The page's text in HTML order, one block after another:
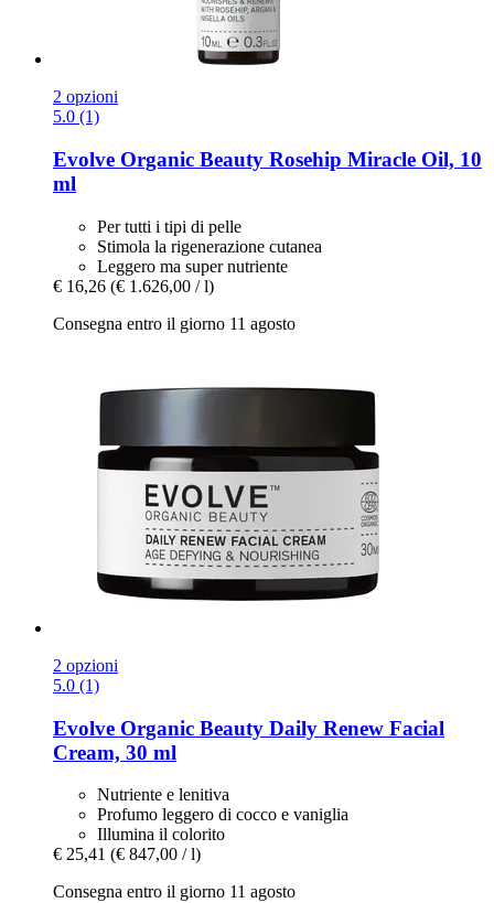
2 opzioni
5.0 (1)
Evolve Organic Beauty Rosehip Miracle Oil, 10
ml
Per tutti i tipi di pelle
Stimola la rigenerazione cutanea
Leggero ma super nutriente
€ 16,26 (€ 1.626,00 / l)
Consegna entro il giorno 11 agosto
2 opzioni
5.0 (1)
Evolve Organic Beauty Daily Renew Facial
Cream, 30 ml
Nutriente e lenitiva
Profumo leggero di cocco e vaniglia
Illumina il colorito
€ 25,41 (€ 847,00 / l)
Consegna entro il giorno 11 agosto